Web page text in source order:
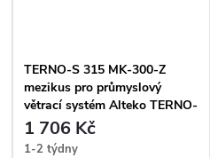
TERNO-S 315 MK-300-Z
mezikus pro průmyslový
větrací systém Alteko TERNO-
S
1 706 Kč
1-2 týdny